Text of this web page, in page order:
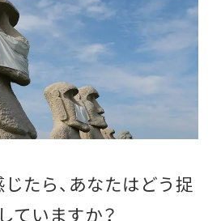
たら、あなたはどう捉
ていますか？